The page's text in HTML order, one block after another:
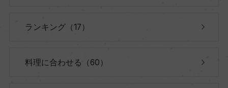
ランキング（17）
料理に合わせる（60）